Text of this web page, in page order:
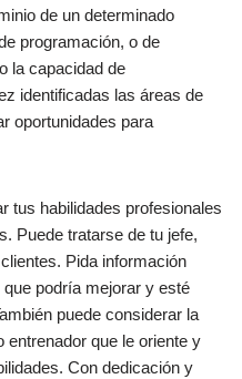
de un determinado
programación, o de
la capacidad de
identificadas las áreas de
oportunidades para
tus habilidades profesionales
Puede tratarse de tu jefe,
Pida información
podría mejorar y esté
puede considerar la
entrenador que le oriente y
Con dedicación y